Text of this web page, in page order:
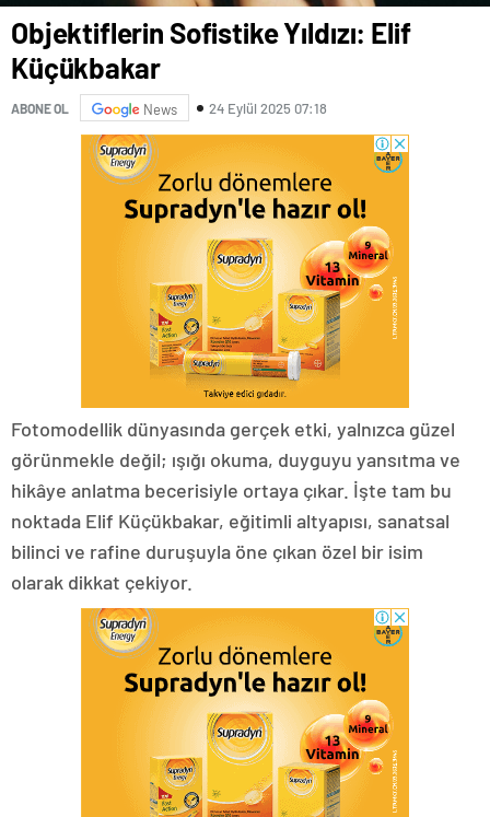
Objektiflerin Sofistike Yıldızı: Elif
Küçükbakar
ABONE OL News 24 Eylül 2025 07:18
Fotomodellik dünyasında gerçek etki, yalnızca güzel
görünmekle değil; ışığı okuma, duyguyu yansıtma ve
hikâye anlatma becerisiyle ortaya çıkar. İşte tam bu
noktada Elif Küçükbakar, eğitimli altyapısı, sanatsal
bilinci ve rafine duruşuyla öne çıkan özel bir isim
olarak dikkat çekiyor.